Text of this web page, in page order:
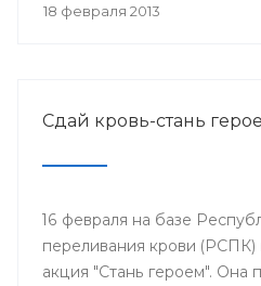
18 февраля 2013
Сдай кровь-стань
16 февраля на базе
переливания крови
акция "Стань героем". Она